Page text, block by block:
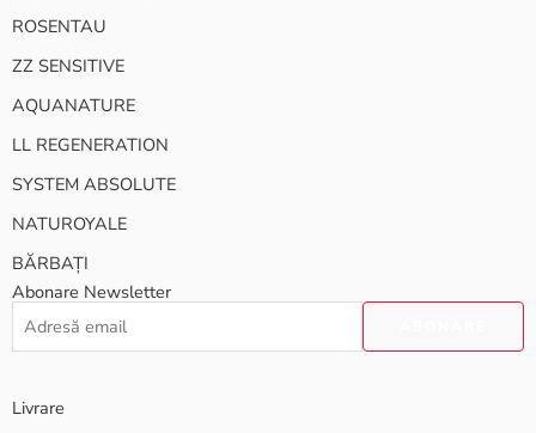
ROSENTAU
ZZ SENSITIVE
AQUANATURE
LL REGENERATION
SYSTEM ABSOLUTE
NATUROYALE
BĂRBAȚI
Abonare Newsletter
Livrare